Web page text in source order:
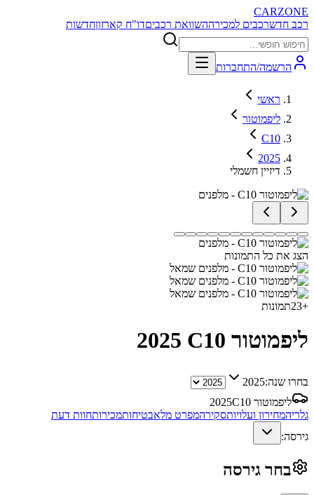
CARZONE
רכב חדשרכבים למכירההשוואת רכביםדו"ח קארזוןחדשות
הרשמה/התחברות
ראשי
ליפמוטור
C10
2025
דיזיין חשמלי
הצג את כל התמונות
+
23תמונות
ליפמוטור C10 2025
בחרו שנה:2025
ליפמוטור C10
2025
גלריהמחירון ועלויותסקירהמפרט מלאבטיחותמכירותחוות דעת
גירסה:
בחר גירסה